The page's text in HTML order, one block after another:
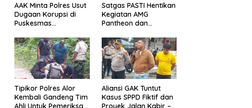
AAK Minta Polres Usut
Dugaan Korupsi di
Puskesmas
Satgas PASTI Hentikan
Kegiatan AMG
Pantheon dan
Kreatif Terbatas( MBA
Tipikor Polres Alor
Kembali Gandeng Tim
Aliansi GAK Tuntut
Kasus SPPD Fiktif dan